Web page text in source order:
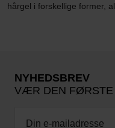
hårgel i forskellige former,
NYHEDSBREV
VÆR DEN FØRSTE